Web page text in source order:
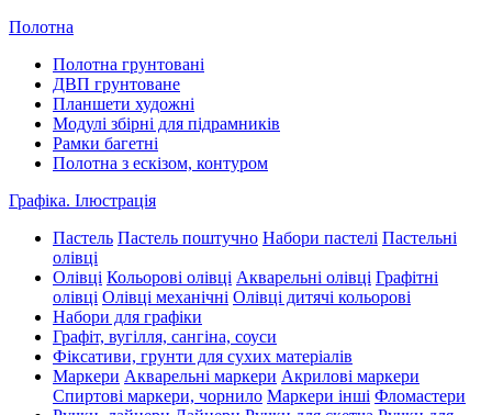
Полотна
Полотна грунтовані
ДВП грунтоване
Планшети художні
Модулі збірні для підрамників
Рамки багетні
Полотна з ескізом, контуром
Графіка. Ілюстрація
Пастель Пастель поштучно Набори пастелі Пастельні
олівці
Олівці Кольорові олівці Акварельні олівці Графітні
олівці Олівці механічні Олівці дитячі кольорові
Набори для графіки
Графіт, вугілля, сангіна, соуси
Фіксативи, грунти для сухих матеріалів
Маркери Акварельні маркери Акрилові маркери
Спиртові маркери, чорнило Маркери інші Фломастери